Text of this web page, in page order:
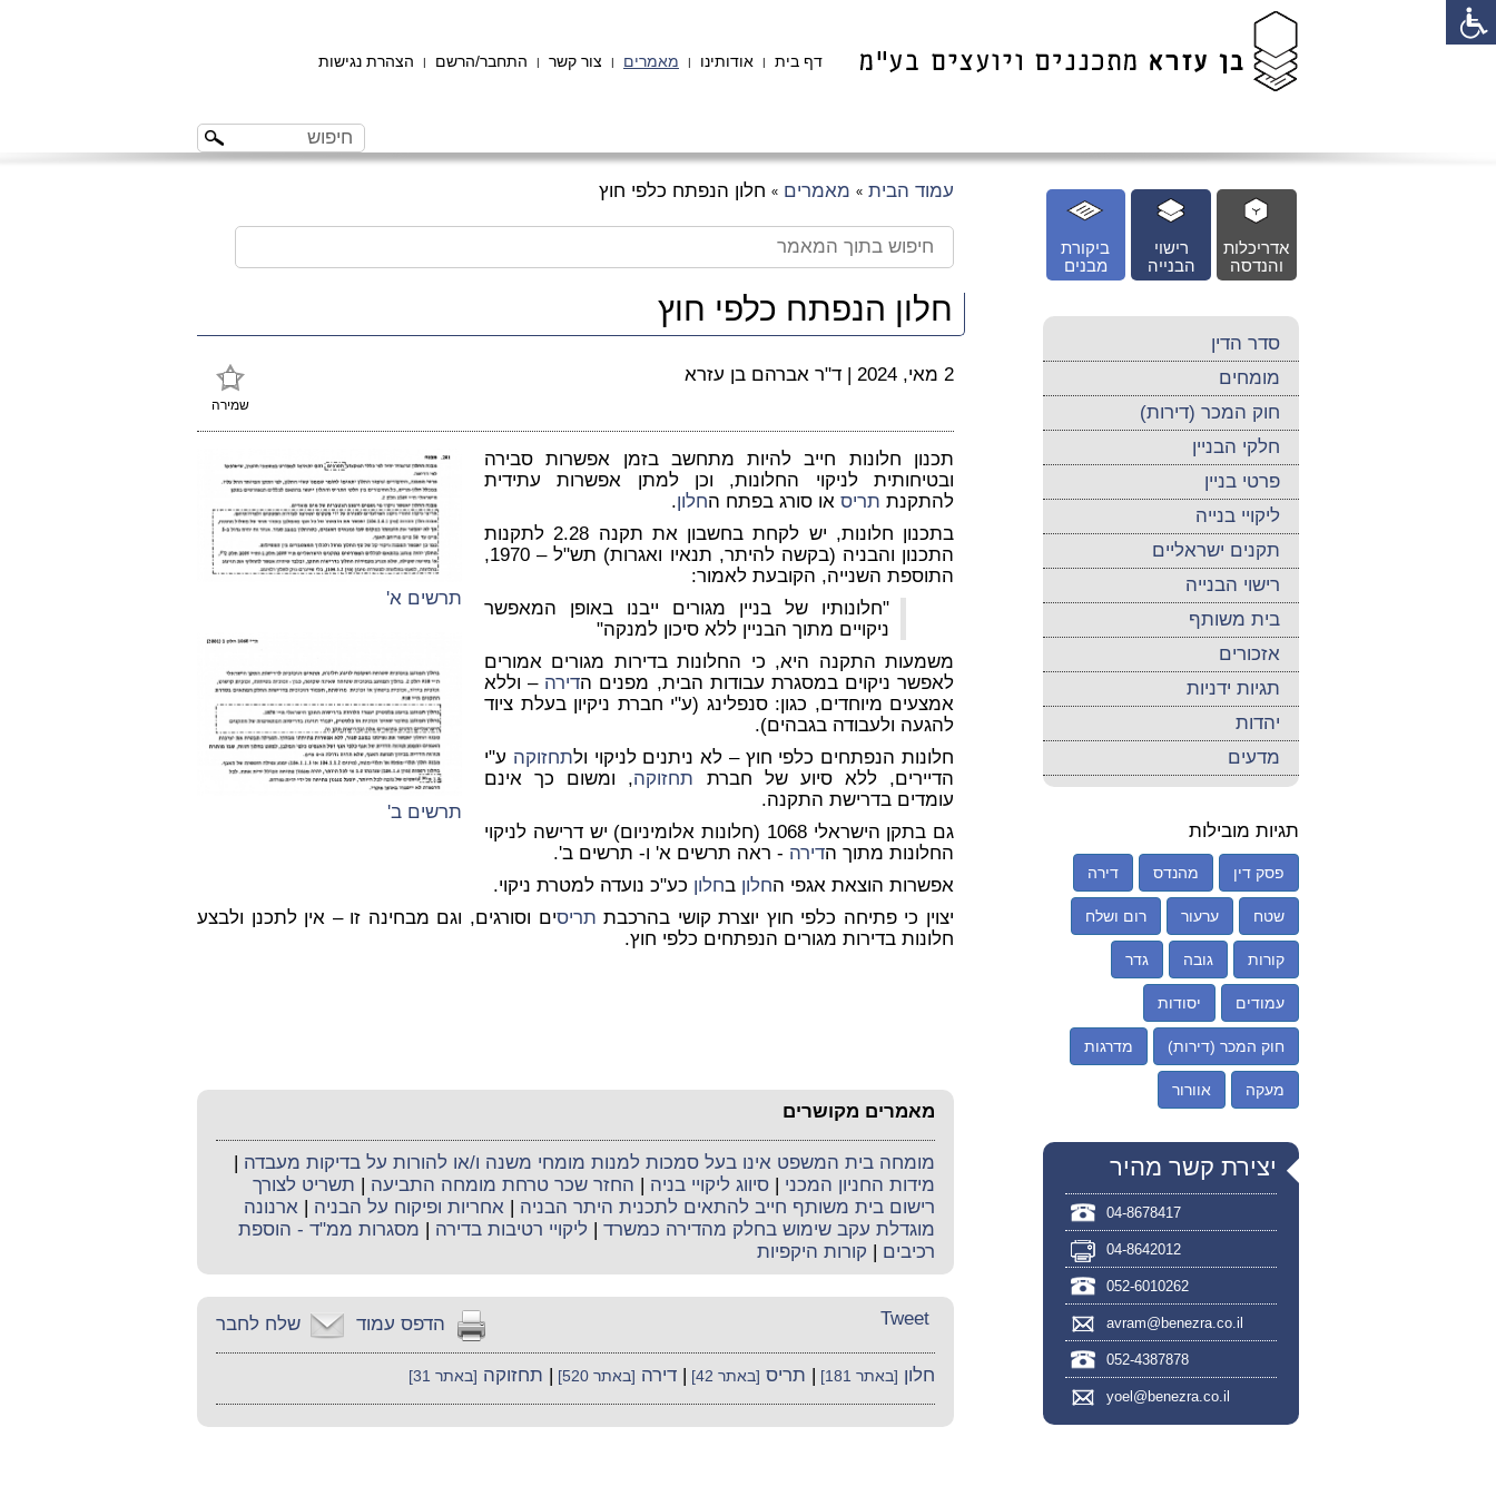
דף בית | אודותינו | מאמרים | צור קשר | התחבר/הרשם | הצהרת נגישות
עמוד הבית » מאמרים » חלון הנפתח כלפי חוץ
חלון הנפתח כלפי חוץ
שמירה
2 מאי, 2024 | ד"ר אברהם בן עזרא
תרשים א'
תרשים ב'
תכנון חלונות חייב להיות מתחשב בזמן אפשרות סבירה
ובטיחותית לניקוי החלונות, וכן למתן אפשרות עתידית
להתקנת תריס או סורג בפתח החלון.
בתכנון חלונות, יש לקחת בחשבון את תקנה 2.28 לתקנות
התכנון והבניה (בקשה להיתר, תנאיו ואגרות) תש"ל – 1970,
התוספת השנייה, הקובעת לאמור:
"חלונותיו של בניין מגורים ייבנו באופן המאפשר
ניקויים מתוך הבניין ללא סיכון למנקה"
משמעות התקנה היא, כי החלונות בדירות מגורים אמורים
לאפשר ניקוים במסגרת עבודות הבית, מפנים הדירה – וללא
אמצעים מיוחדים, כגון: סנפלינג (ע"י חברת ניקיון בעלת ציוד
להגעה ולעבודה בגבהים).
חלונות הנפתחים כלפי חוץ – לא ניתנים לניקוי ולתחזוקה ע"י
הדיירים, ללא סיוע של חברת תחזוקה, ומשום כך אינם
עומדים בדרישת התקנה.
גם בתקן הישראלי 1068 (חלונות אלומיניום) יש דרישה לניקוי
החלונות מתוך הדירה - ראה תרשים א' ו- תרשים ב'.
אפשרות הוצאת אגפי החלון בחלון כע"כ נועדה למטרת ניקוי.
יצוין כי פתיחה כלפי חוץ יוצרת קושי בהרכבת תריסים וסורגים, וגם מבחינה זו – אין לתכנן ולבצע
חלונות בדירות מגורים הנפתחים כלפי חוץ.
מאמרים מקושרים
מומחה בית המשפט אינו בעל סמכות למנות מומחי משנה ו/או להורות על בדיקות מעבדה |
מידות החניון המכני | סיווג ליקויי בניה | החזר שכר טרחת מומחה התביעה | תשריט לצורך
רישום בית משותף חייב להתאים לתכנית היתר הבניה | אחריות ופיקוח על הבניה | ארנונה
מוגדלת עקב שימוש בחלק מהדירה כמשרד | ליקויי רטיבות בדירה | מסגרות ממ"ד - הוספת
רכיבים | קורות היקפיות
שלח לחבר הדפס עמוד Tweet
חלון [באתר 181] | תריס [באתר 42] | דירה [באתר 520] | תחזוקה [באתר 31]
ביקורת
מבנים
רישוי
הבנייה
אדריכלות
והנדסה
סדר הדין
מומחים
חוק המכר (דירות)
חלקי הבניין
פרטי בניין
ליקויי בנייה
תקנים ישראליים
רישוי הבנייה
בית משותף
אזכורים
תגיות ידניות
יהדות
מדעים
תגיות מובילות
פסק דין מהנדס דירה
שטח ערעור רום ושלח
קורות גובה גדר
עמודים יסודות
חוק המכר (דירות) מדרגות
מעקה אוורור
יצירת קשר מהיר
04-8678417
04-8642012
052-6010262
avram@benezra.co.il
052-4387878
yoel@benezra.co.il